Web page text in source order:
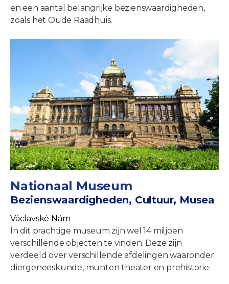
en een aantal belangrijke bezienswaardigheden,
zoals het Oude Raadhuis.
Nationaal Museum
Bezienswaardigheden, Cultuur, Musea
Václavské Nám
In dit prachtige museum zijn wel 14 miljoen
verschillende objecten te vinden. Deze zijn
verdeeld over verschillende afdelingen waaronder
diergeneeskunde, munten theater en prehistorie.